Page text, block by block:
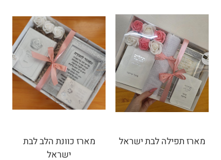
מארז תפילה לבת ישראל
מארז כוונת הלב לבת
ישראל